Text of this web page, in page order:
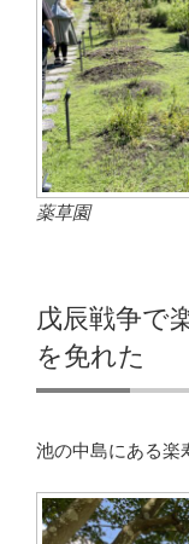
薬草園
戊辰戦争で
を免れた
池の中島にある楽